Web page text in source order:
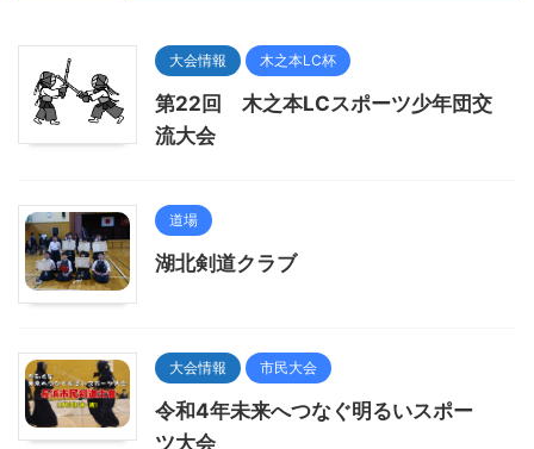
大会情報 木之本LC杯
第22回 木之本LCスポーツ少年団交
流大会
道場
湖北剣道クラブ
大会情報 市民大会
令和4年未来へつなぐ明るいスポー
ツ大会